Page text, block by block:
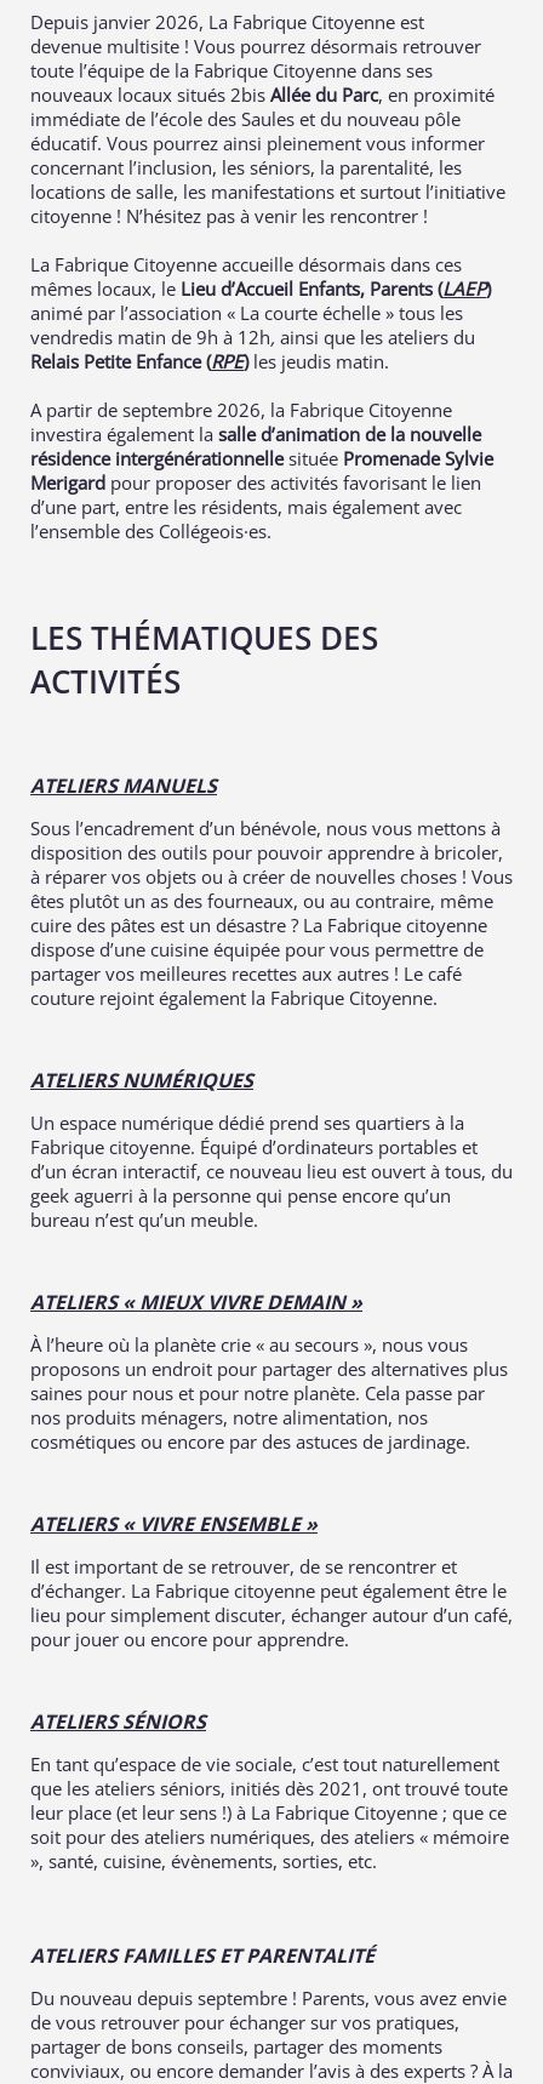
Depuis janvier 2026, La Fabrique Citoyenne est
devenue multisite ! Vous pourrez désormais retrouver
toute l’équipe de la Fabrique Citoyenne dans ses
nouveaux locaux situés 2bis Allée du Parc, en proximité
immédiate de l’école des Saules et du nouveau pôle
éducatif. Vous pourrez ainsi pleinement vous informer
concernant l’inclusion, les séniors, la parentalité, les
locations de salle, les manifestations et surtout l’initiative
citoyenne ! N’hésitez pas à venir les rencontrer !
La Fabrique Citoyenne accueille désormais dans ces
mêmes locaux, le Lieu d’Accueil Enfants, Parents (LAEP)
animé par l’association « La courte échelle » tous les
vendredis matin de 9h à 12h, ainsi que les ateliers du
Relais Petite Enfance (RPE)les jeudis matin.
A partir de septembre 2026, la Fabrique Citoyenne
investira également la salle d’animation de la nouvelle
résidence intergénérationnellesituée Promenade Sylvie
Merigard pour proposer des activités favorisant le lien
d’une part, entre les résidents, mais également avec
l’ensemble des Collégeois·es.
LES THÉMATIQUES DES
ACTIVITÉS
ATELIERS MANUELS
Sous l’encadrement d’un bénévole, nous vous mettons à
disposition des outils pour pouvoir apprendre à bricoler,
à réparer vos objets ou à créer de nouvelles choses ! Vous
êtes plutôt un as des fourneaux, ou au contraire, même
cuire des pâtes est un désastre ? La Fabrique citoyenne
dispose d’une cuisine équipée pour vous permettre de
partager vos meilleures recettes aux autres ! Le café
couture rejoint également la Fabrique Citoyenne.
ATELIERS NUMÉRIQUES
Un espace numérique dédié prend ses quartiers à la
Fabrique citoyenne. Équipé d’ordinateurs portables et
d’un écran interactif, ce nouveau lieu est ouvert à tous, du
geek aguerri à la personne qui pense encore qu’un
bureau n’est qu’un meuble.
ATELIERS « MIEUX VIVRE DEMAIN »
À l’heure où la planète crie « au secours », nous vous
proposons un endroit pour partager des alternatives plus
saines pour nous et pour notre planète. Cela passe par
nos produits ménagers, notre alimentation, nos
cosmétiques ou encore par des astuces de jardinage.
ATELIERS « VIVRE ENSEMBLE »
Il est important de se retrouver, de se rencontrer et
d’échanger. La Fabrique citoyenne peut également être le
lieu pour simplement discuter, échanger autour d’un café,
pour jouer ou encore pour apprendre.
ATELIERS SÉNIORS
En tant qu’espace de vie sociale, c’est tout naturellement
que les ateliers séniors, initiés dès 2021, ont trouvé toute
leur place (et leur sens !) à La Fabrique Citoyenne ; que ce
soit pour des ateliers numériques, des ateliers « mémoire
», santé, cuisine, évènements, sorties, etc.
ATELIERS FAMILLES ET PARENTALITÉ
Du nouveau depuis septembre ! Parents, vous avez envie
de vous retrouver pour échanger sur vos pratiques,
partager de bons conseils, partager des moments
conviviaux, ou encore demander l’avis à des experts ? Àla